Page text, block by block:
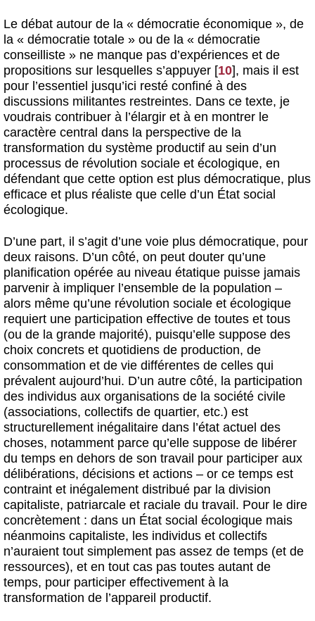
Le débat autour de la « démocratie économique », de
la « démocratie totale » ou de la « démocratie
conseilliste » ne manque pas d’expériences et de
propositions sur lesquelles s’appuyer [10], mais il est
pour l’essentiel jusqu’ici resté confiné à des
discussions militantes restreintes. Dans ce texte, je
voudrais contribuer à l’élargir et à en montrer le
caractère central dans la perspective de la
transformation du système productif au sein d’un
processus de révolution sociale et écologique, en
défendant que cette option est plus démocratique, plus
efficace et plus réaliste que celle d’un État social
écologique.
D’une part, il s’agit d’une voie plus démocratique, pour
deux raisons. D’un côté, on peut douter qu’une
planification opérée au niveau étatique puisse jamais
parvenir à impliquer l’ensemble de la population –
alors même qu’une révolution sociale et écologique
requiert une participation effective de toutes et tous
(ou de la grande majorité), puisqu’elle suppose des
choix concrets et quotidiens de production, de
consommation et de vie différentes de celles qui
prévalent aujourd’hui. D’un autre côté, la participation
des individus aux organisations de la société civile
(associations, collectifs de quartier, etc.) est
structurellement inégalitaire dans l’état actuel des
choses, notamment parce qu’elle suppose de libérer
du temps en dehors de son travail pour participer aux
délibérations, décisions et actions – or ce temps est
contraint et inégalement distribué par la division
capitaliste, patriarcale et raciale du travail. Pour le dire
concrètement : dans un État social écologique mais
néanmoins capitaliste, les individus et collectifs
n’auraient tout simplement pas assez de temps (et de
ressources), et en tout cas pas toutes autant de
temps, pour participer effectivement à la
transformation de l’appareil productif.